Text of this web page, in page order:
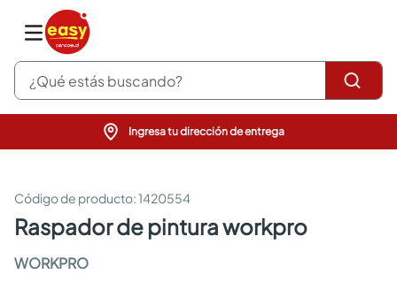
¿Qué estás buscando?
Ingresa tu dirección de entrega
:1420554
raspador de pintura workpro
WORKPRO
pinturas
sanitarios
comedor
pisos